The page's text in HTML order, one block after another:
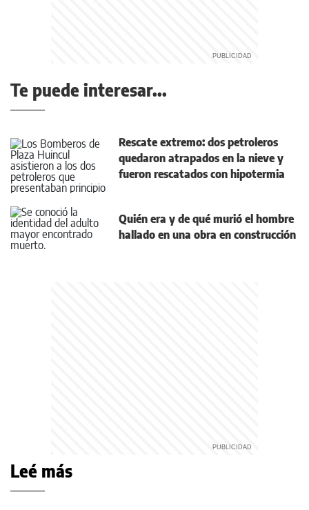
Te puede interesar...
Rescate extremo: dos petroleros
quedaron atrapados en la nieve y
fueron rescatados con hipotermia
Quién era y de qué murió el hombre
hallado en una obra en construcción
Leé más